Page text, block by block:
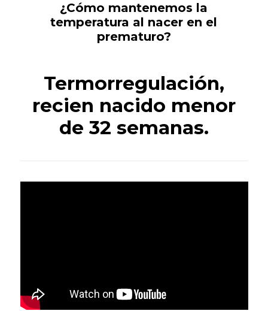
¿Cómo mantenemos la
temperatura al nacer en el
prematuro?
Termorregulación,
recien nacido menor
de 32 semanas.